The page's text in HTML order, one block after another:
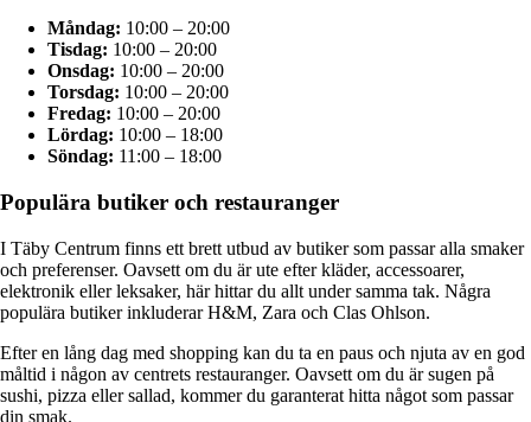
Måndag: 10:00 – 20:00
Tisdag: 10:00 – 20:00
Onsdag: 10:00 – 20:00
Torsdag: 10:00 – 20:00
Fredag: 10:00 – 20:00
Lördag: 10:00 – 18:00
Söndag: 11:00 – 18:00
Populära butiker och restauranger
I Täby Centrum finns ett brett utbud av butiker som passar alla smaker
och preferenser. Oavsett om du är ute efter kläder, accessoarer,
elektronik eller leksaker, här hittar du allt under samma tak. Några
populära butiker inkluderar H&M, Zara och Clas Ohlson.
Efter en lång dag med shopping kan du ta en paus och njuta av en god
måltid i någon av centrets restauranger. Oavsett om du är sugen på
sushi, pizza eller sallad, kommer du garanterat hitta något som passar
din smak.